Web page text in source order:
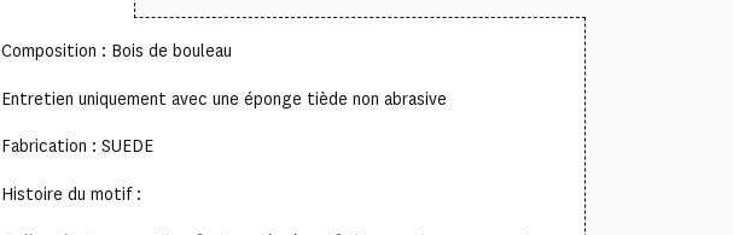
Composition : Bois de bouleau
Entretien uniquement avec une éponge tiède non abrasive
Fabrication : SUEDE
Histoire du motif :